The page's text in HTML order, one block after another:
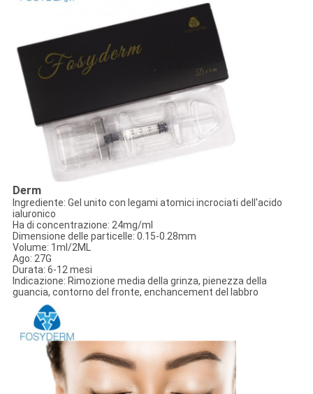
Derm
Ingrediente: Gel unito con legami atomici incrociati dell'acido
ialuronico
Ha di concentrazione: 24mg/ml
Dimensione delle particelle: 0.15-0.28mm
Volume: 1ml/2ML
Ago: 27G
Durata: 6-12 mesi
Indicazione: Rimozione media della grinza, pienezza della
guancia, contorno del fronte, enchancement del labbro